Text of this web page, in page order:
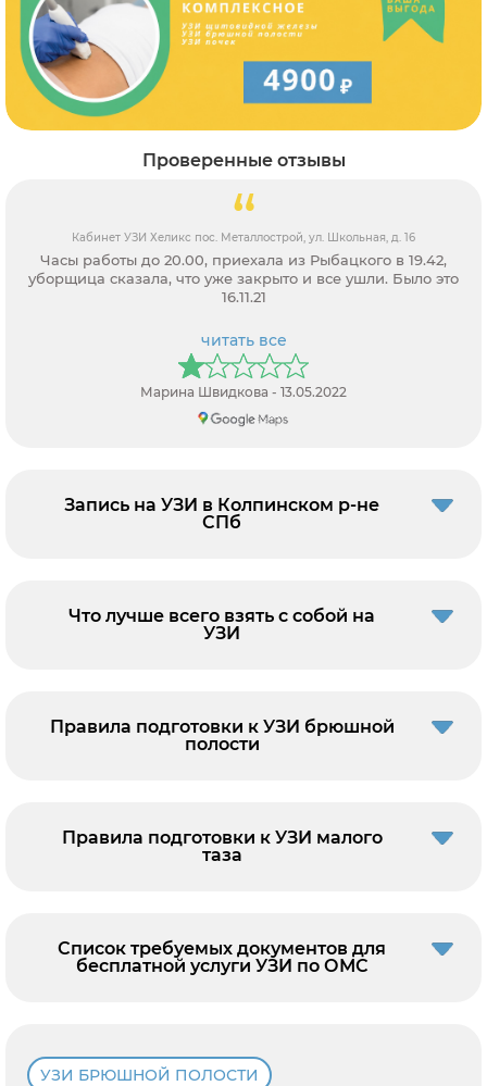
Проверенные отзывы
Кабинет УЗИ Хеликс пос. Металлострой, ул. Школьная, д. 16
Часы работы до 20.00, приехала из Рыбацкого в 19.42,
уборщица сказала, что уже закрыто и все ушли. Было это
16.11.21
читать все
Марина Швидкова - 13.05.2022
Запись на УЗИ в Колпинском р-не
СПб
Что лучше всего взять с собой на
УЗИ
Правила подготовки к УЗИ брюшной
полости
Правила подготовки к УЗИ малого
таза
Список требуемых документов для
бесплатной услуги УЗИ по ОМС
УЗИ БРЮШНОЙ ПОЛОСТИ